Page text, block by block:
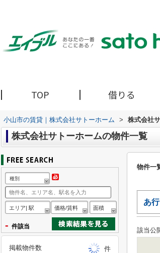
TOP 借りる
小山市の賃貸｜株式会社サトーホーム > 株式会社
株式会社サトーホームの物件一覧
物件一
あ行
該当公
種別
エリア| 駅 価格/賃料 面積
- 件該当
掲載物件数
件